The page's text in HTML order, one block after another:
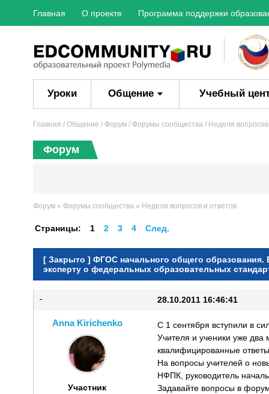
Главная О проекте Программа поддержки
Уроки Общение Учебный
Главная / Общение / Форум / Форумы сообщества / Неделя
Форум
Форум » Форумы сообщества » Неделя вопросов и ответов
Страницы: 1 2 3 4 След.
[ Закрыто ] ФГОС начального общего
эксперту о федеральных образовательных
Anna Kirichenko
Участник
28.10.2011 16:46:41
C 1 сентября вступили в
Учителя и ученики уже два
квалифицированные
На вопросы учителей о
НФПК, руководитель
Задавайте вопросы в